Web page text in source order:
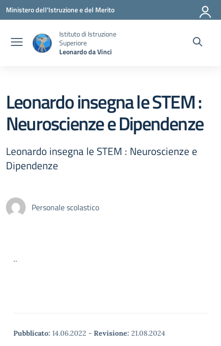
Vai ai contenuti
Vai al menu di navigazione
Vai al footer
Ministero dell'Istruzione e del Merito
Istituto di Istruzione
Superiore
Leonardo da Vinci
Leonardo insegna le STEM :
Neuroscienze e Dipendenze
Leonardo insegna le STEM : Neuroscienze e
Dipendenze
Personale scolastico
..
Pubblicato: 14.06.2022 - Revisione: 21.08.2024